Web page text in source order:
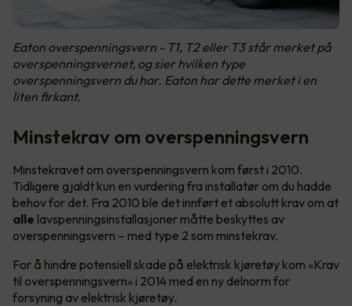
Eaton overspenningsvern - T1, T2 eller T3 står merket på
overspenningsvernet, og sier hvilken type
overspenningsvern du har. Eaton har dette merket i en
liten firkant.
Minstekrav om overspenningsvern
Minstekravet om overspenningsvern kom først i 2010.
Tidligere gjaldt kun en vurdering fra installatør om du hadde
behov for det. Fra 2010 ble det innført et absolutt krav om at
alle lavspenningsinstallasjoner måtte beskyttes av
overspenningsvern – med type 2 som minstekrav.
For å hindre potensiell skade på elektrisk kjøretøy kom «Krav
til overspenningsvern» i 2014 med en ny delnorm for
forsyning av elektrisk kjøretøy.